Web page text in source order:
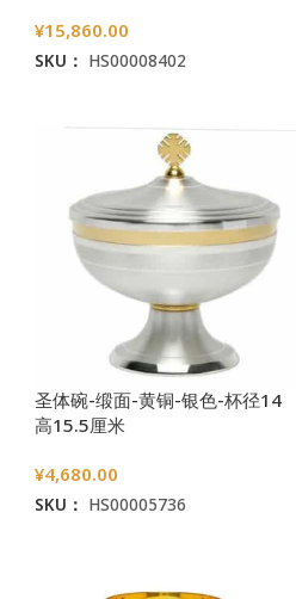
¥15,860.00
SKU： HS00008402
圣体碗-缎面-黄铜-银色-杯径14
高15.5厘米
¥4,680.00
SKU： HS00005736